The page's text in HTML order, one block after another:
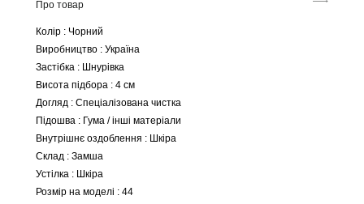
Про товар
Колір : Чорний
Виробництво : Україна
Застібка : Шнурівка
Висота підбора : 4 см
Догляд : Спеціалізована чистка
Підошва : Гума / інші матеріали
Внутрішнє оздоблення : Шкіра
Склад : Замша
Устілка : Шкіра
Розмір на моделі : 44